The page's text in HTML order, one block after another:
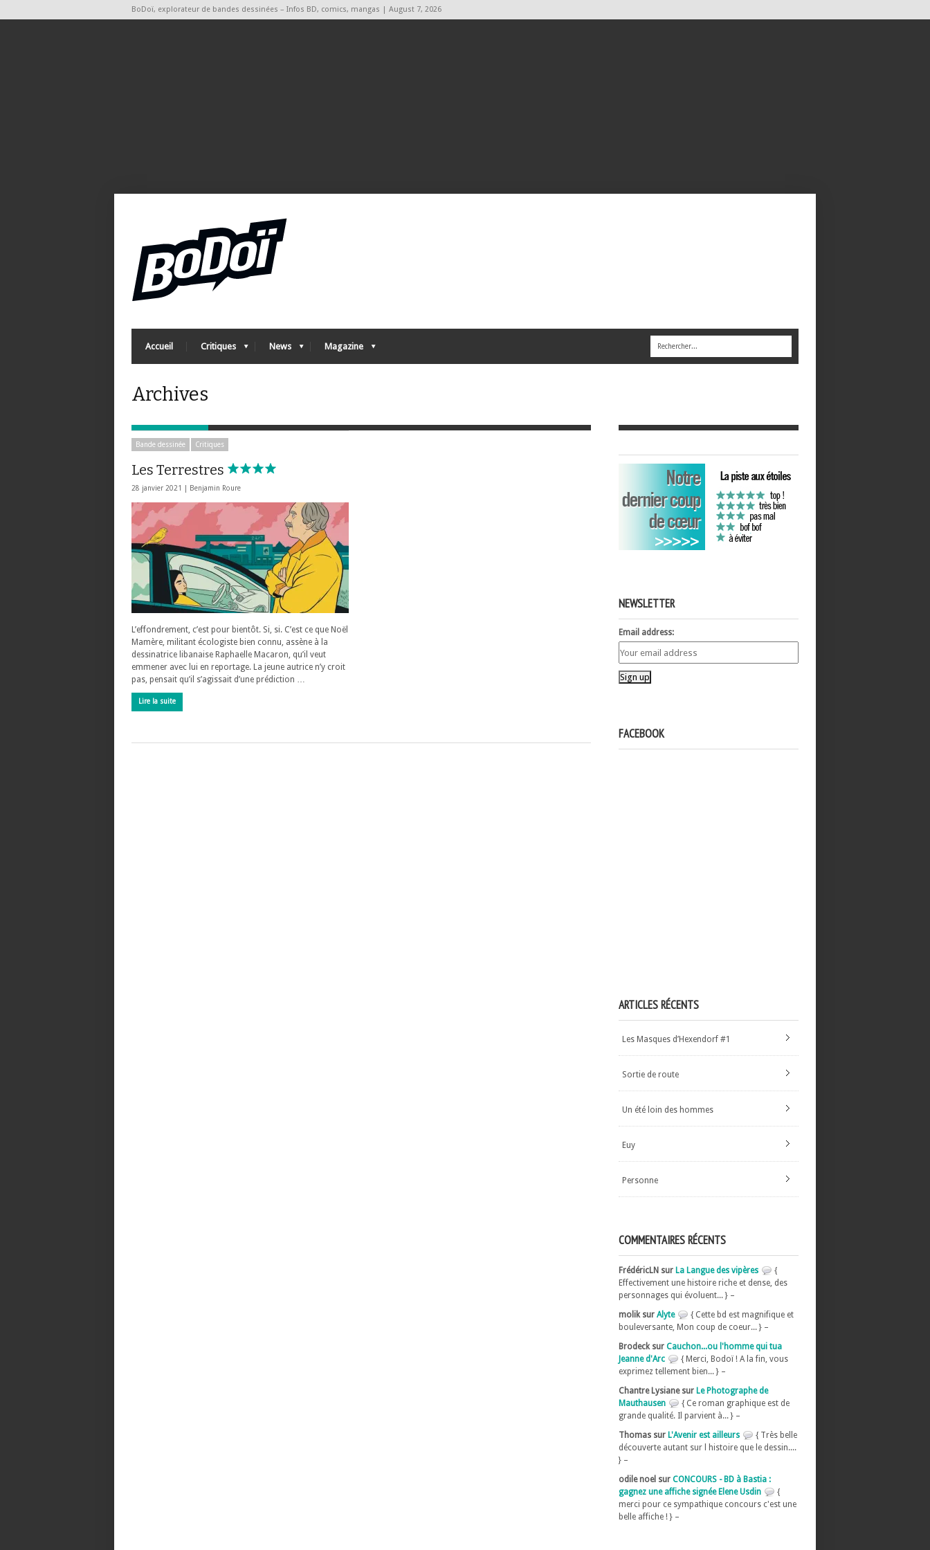
BoDoï, explorateur de bandes dessinées – Infos BD, comics, mangas | August 7, 2026
Accueil Critiques News Magazine
Archives
Bande dessinée Critiques
Les Terrestres
28 janvier 2021 | Benjamin Roure
L’effondrement, c’est pour bientôt. Si, si. C’est ce que Noël
Mamère, militant écologiste bien connu, assène à la
dessinatrice libanaise Raphaelle Macaron, qu’il veut
emmener avec lui en reportage. La jeune autrice n’y croit
pas, pensait qu’il s’agissait d’une prédiction …
Lire la suite
NEWSLETTER
Email address:
FACEBOOK
ARTICLES RÉCENTS
Les Masques d’Hexendorf #1
Sortie de route
Un été loin des hommes
Euy
Personne
COMMENTAIRES RÉCENTS
FrédéricLN sur La Langue des vipères
{
Effectivement une histoire riche et dense, des
personnages qui évoluent... } –
molik sur Alyte
{ Cette bd est magnifique et
bouleversante, Mon coup de coeur... } –
Brodeck sur Cauchon...ou l'homme qui tua
Jeanne d'Arc
{ Merci, Bodoï ! A la fin, vous
exprimez tellement bien... } –
Chantre Lysiane sur Le Photographe de
Mauthausen
{ Ce roman graphique est de
grande qualité. Il parvient à... } –
Thomas sur L'Avenir est ailleurs
{ Très belle
découverte autant sur l histoire que le dessin....
} –
odile noel sur CONCOURS - BD à Bastia :
gagnez une affiche signée Elene Usdin
{
merci pour ce sympathique concours c'est une
belle affiche ! } –